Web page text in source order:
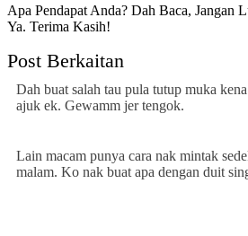
Apa Pendapat Anda? Dah Baca, Jangan
Ya. Terima Kasih!
Post Berkaitan
Dah buat salah tau pula tutup muka
ajuk ek. Gewamm jer tengok.
Lain macam punya cara nak mintak
malam. Ko nak buat apa dengan duit